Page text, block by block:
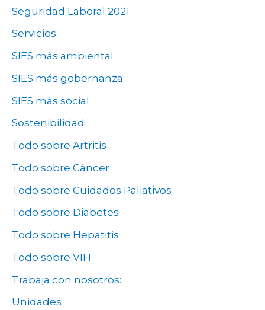
Seguridad Laboral 2021
Servicios
SIES más ambiental
SIES más gobernanza
SIES más social
Sostenibilidad
Todo sobre Artritis
Todo sobre Cáncer
Todo sobre Cuidados Paliativos
Todo sobre Diabetes
Todo sobre Hepatitis
Todo sobre VIH
Trabaja con nosotros:
Unidades